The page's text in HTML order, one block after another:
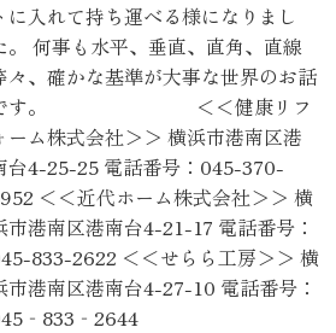
に入れて持ち運べる様になりまし
。 何事も水平、垂直、直角、直線
々、確かな基準が大事な世界のお話
す。 ＜＜健康リフ
ーム株式会社＞＞ 横浜市港南区港
台4-25-25 電話番号：045-370-
＜＜近代ホーム株式会社＞＞ 横
市港南区港南台4-21-17 電話番号：
833-2622 ＜＜せらら工房＞＞ 横
市港南区港南台4-27-10 電話番号：